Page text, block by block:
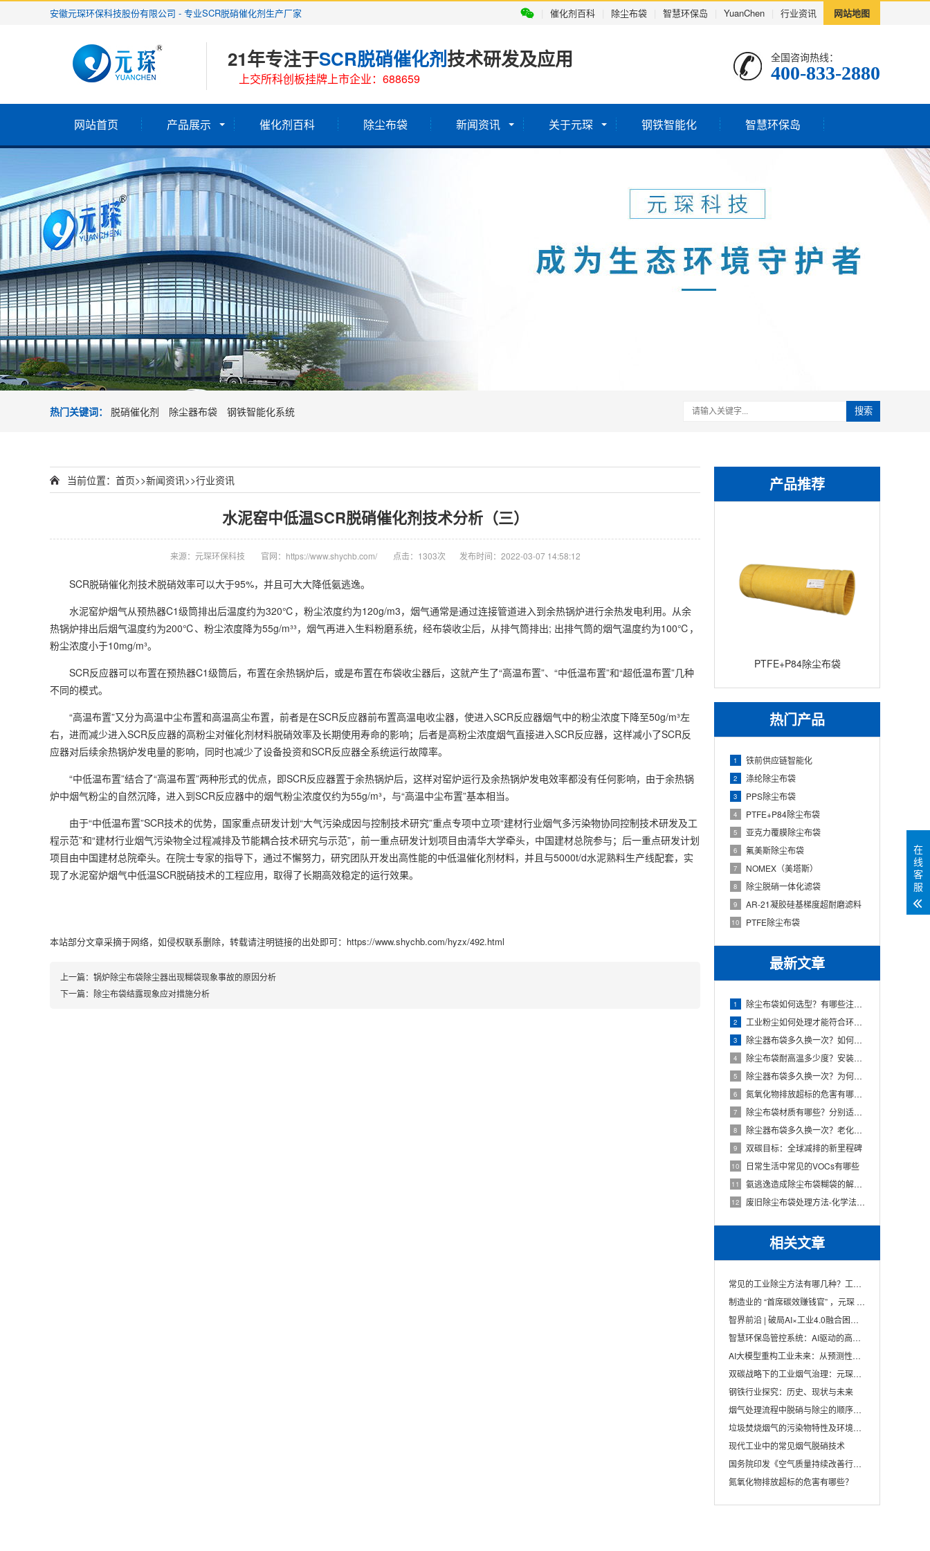
催化剂百科 除尘布袋 智慧环保岛 YuanChen 行业资讯 网站地图
安徽元琛环保科技股份有限公司 - 专业SCR脱硝催化剂生产厂家
21年专注于SCR脱硝催化剂技术研发及应用
上交所科创板挂牌上市企业：688659
400-833-2880
网站首页 产品展示 催化剂百科 除尘布袋 新闻资讯 关于元琛 钢铁智能化 智慧环保岛
热门关键词： 脱硝催化剂 除尘器布袋 钢铁智能化系统 搜索
产品推荐
PTFE+P84除尘布袋
热门产品
1 铁前供应链智能化
2 涤纶除尘布袋
3 PPS除尘布袋
4 PTFE+P84除尘布袋
5 亚克力覆膜除尘布袋
6 氟美斯除尘布袋
7 NOMEX（美塔斯）
8 除尘脱硝一体化滤袋
9 AR-21凝胶硅基梯度超耐磨滤料
10 PTFE除尘布袋
最新文章
1 除尘布袋如何选型？有哪些注意事项？
2 工业粉尘如何处理才能符合环保要求？
3 除尘器布袋多久换一次？如何防止布袋破损？
4 除尘布袋耐高温多少度？安装时有哪些注意事项？
5 除尘器布袋多久换一次？为何会频繁更换？
6 氮氧化物排放超标的危害有哪些？
7 除尘布袋材质有哪些？分别适用于哪些场合？
8 除尘器布袋多久换一次？老化的原因有哪些？
9 双碳目标：全球减排的新里程碑
10 日常生活中常见的VOCs有哪些
11 氨逃逸造成除尘布袋糊袋的解决措施
12 废旧除尘布袋处理方法-化学法（下）
相关文章
常见的工业除尘方法有哪几种？工业除尘方法
制造业的 “首席碳效赚钱官” ，元琛 AI 让···
智界前沿 | 破局AI×工业4.0融合困境，双智···
智慧环保岛管控系统：AI驱动的高效环保治理···
AI大模型重构工业未来：从预测性维护到碳中···
双碳战略下的工业烟气治理：元琛科技的创新···
钢铁行业探究：历史、现状与未来
烟气处理流程中脱硝与除尘的顺序及其重要性
垃圾焚烧烟气的污染物特性及环境影响分析
现代工业中的常见烟气脱硝技术
国务院印发《空气质量持续改善行动计划》
氮氧化物排放超标的危害有哪些？
当前位置： 首页>>新闻资讯>>行业资讯
水泥窑中低温SCR脱硝催化剂技术分析（三）
来源：元琛环保科技 官网：https://www.shychb.com/ 点击：1303次 发布时间：2022-03-07 14:58:12
SCR脱硝催化剂技术脱硝效率可以大于95%，并且可大大降低氨逃逸。
水泥窑炉烟气从预热器C1级筒排出后温度约为320℃，粉尘浓度约为120g/m3，烟气通常是通过连接管道进入到余热锅炉进行余热发电利用。从余
热锅炉排出后烟气温度约为200℃、粉尘浓度降为55g/m³³，烟气再进入生料粉磨系统，经布袋收尘后，从排气筒排出; 出排气筒的烟气温度约为100℃，
粉尘浓度小于10mg/m³。
SCR反应器可以布置在预热器C1级筒后，布置在余热锅炉后，或是布置在布袋收尘器后，这就产生了“高温布置”、“中低温布置”和“超低温布置”几种
不同的模式。
“高温布置”又分为高温中尘布置和高温高尘布置，前者是在SCR反应器前布置高温电收尘器，使进入SCR反应器烟气中的粉尘浓度下降至50g/m³左
右，进而减少进入SCR反应器的高粉尘对催化剂材料脱硝效率及长期使用寿命的影响；后者是高粉尘浓度烟气直接进入SCR反应器，这样减小了SCR反
应器对后续余热锅炉发电量的影响，同时也减少了设备投资和SCR反应器全系统运行故障率。
“中低温布置”结合了“高温布置”两种形式的优点，即SCR反应器置于余热锅炉后，这样对窑炉运行及余热锅炉发电效率都没有任何影响，由于余热锅
炉中烟气粉尘的自然沉降，进入到SCR反应器中的烟气粉尘浓度仅约为55g/m³，与“高温中尘布置”基本相当。
由于“中低温布置”SCR技术的优势，国家重点研发计划“大气污染成因与控制技术研究”重点专项中立项“建材行业烟气多污染物协同控制技术研发及工
程示范”和“建材行业烟气污染物全过程减排及节能耦合技术研究与示范”，前一重点研发计划项目由清华大学牵头，中国建材总院参与；后一重点研发计划
项目由中国建材总院牵头。在院士专家的指导下，通过不懈努力，研究团队开发出高性能的中低温催化剂材料，并且与5000t/d水泥熟料生产线配套，实
现了水泥窑炉烟气中低温SCR脱硝技术的工程应用，取得了长期高效稳定的运行效果。
本站部分文章采摘于网络，如侵权联系删除，转载请注明链接的出处即可：https://www.shychb.com/hyzx/492.html
上一篇： 锅炉除尘布袋除尘器出现糊袋现象事故的原因分析
下一篇： 除尘布袋结露现象应对措施分析
在
线
客
服